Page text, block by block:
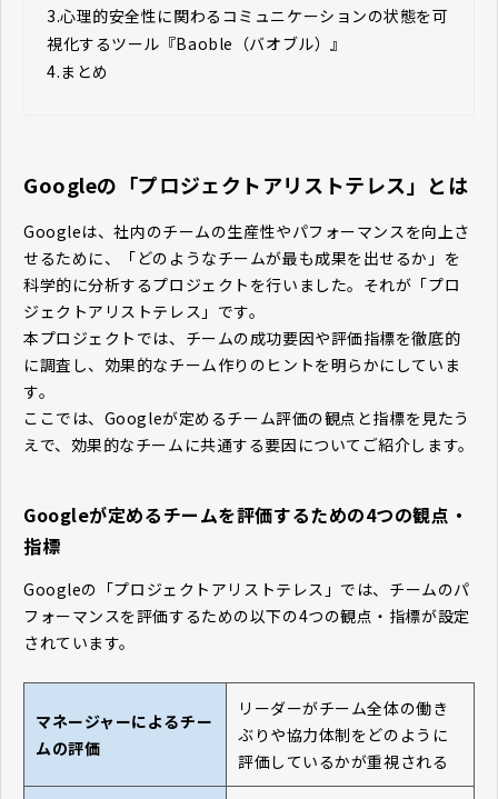
3.心理的安全性に関わるコミュニケーションの状態を可
視化するツール『Baoble（バオブル）』
4.まとめ
Googleの「プロジェクトアリストテレス」とは
Googleは、社内のチームの生産性やパフォーマンスを向上さ
せるために、「どのようなチームが最も成果を出せるか」を
科学的に分析するプロジェクトを行いました。それが「プロ
ジェクトアリストテレス」です。
本プロジェクトでは、チームの成功要因や評価指標を徹底的
に調査し、効果的なチーム作りのヒントを明らかにしていま
す。
ここでは、Googleが定めるチーム評価の観点と指標を見たう
えで、効果的なチームに共通する要因についてご紹介します。
Googleが定めるチームを評価するための4つの観点・
指標
Googleの「プロジェクトアリストテレス」では、チームのパ
フォーマンスを評価するための以下の4つの観点・指標が設定
されています。
マネージャーによるチー
ムの評価
リーダーがチーム全体の働き
ぶりや協力体制をどのように
評価しているかが重視される